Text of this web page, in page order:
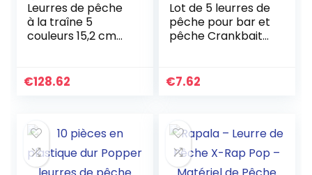
Leurres de pêche
à la traîne 5
couleurs 15,2 cm
calamar, leurres
€128.62
Lot de 5 leurres de
pêche pour bar et
pêche Crankbait
€7.62